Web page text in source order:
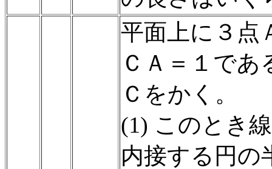
平面上に３点
ＣＡ＝１で
Ｃをかく。
(1) このとき
内接する円の